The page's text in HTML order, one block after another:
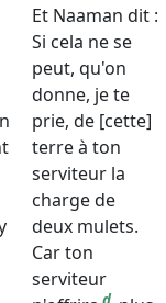
Et Naaman dit :
Si cela ne se
peut, qu'on
donne, je te
prie, de [cette]
terre à ton
serviteur la
charge de
deux mulets.
Car ton
serviteur